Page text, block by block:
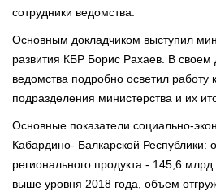
сотрудники ведомства.
Основным докладчиком выступил
развития КБР Борис Рахаев. В своем
ведомства подробно осветил работу
подразделения министерства и их
Основные показатели социально-
Кабардино- Балкарской Республики:
регионального продукта - 145,6
выше уровня 2018 года, объем